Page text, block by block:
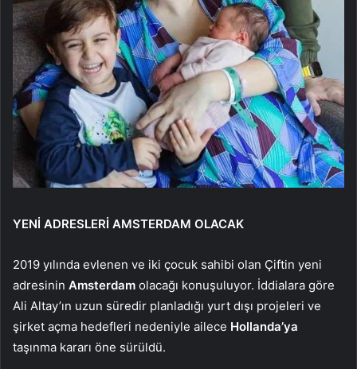
YENİ ADRESLERİ AMSTERDAM OLACAK
2019 yılında evlenen ve iki çocuk sahibi olan Çiftin yeni
adresinin Amsterdam olacağı konuşuluyor. İddialara göre
Ali Altay’ın uzun süredir planladığı yurt dışı projeleri ve
şirket açma hedefleri nedeniyle ailece Hollanda’ya
taşınma kararı öne sürüldü.